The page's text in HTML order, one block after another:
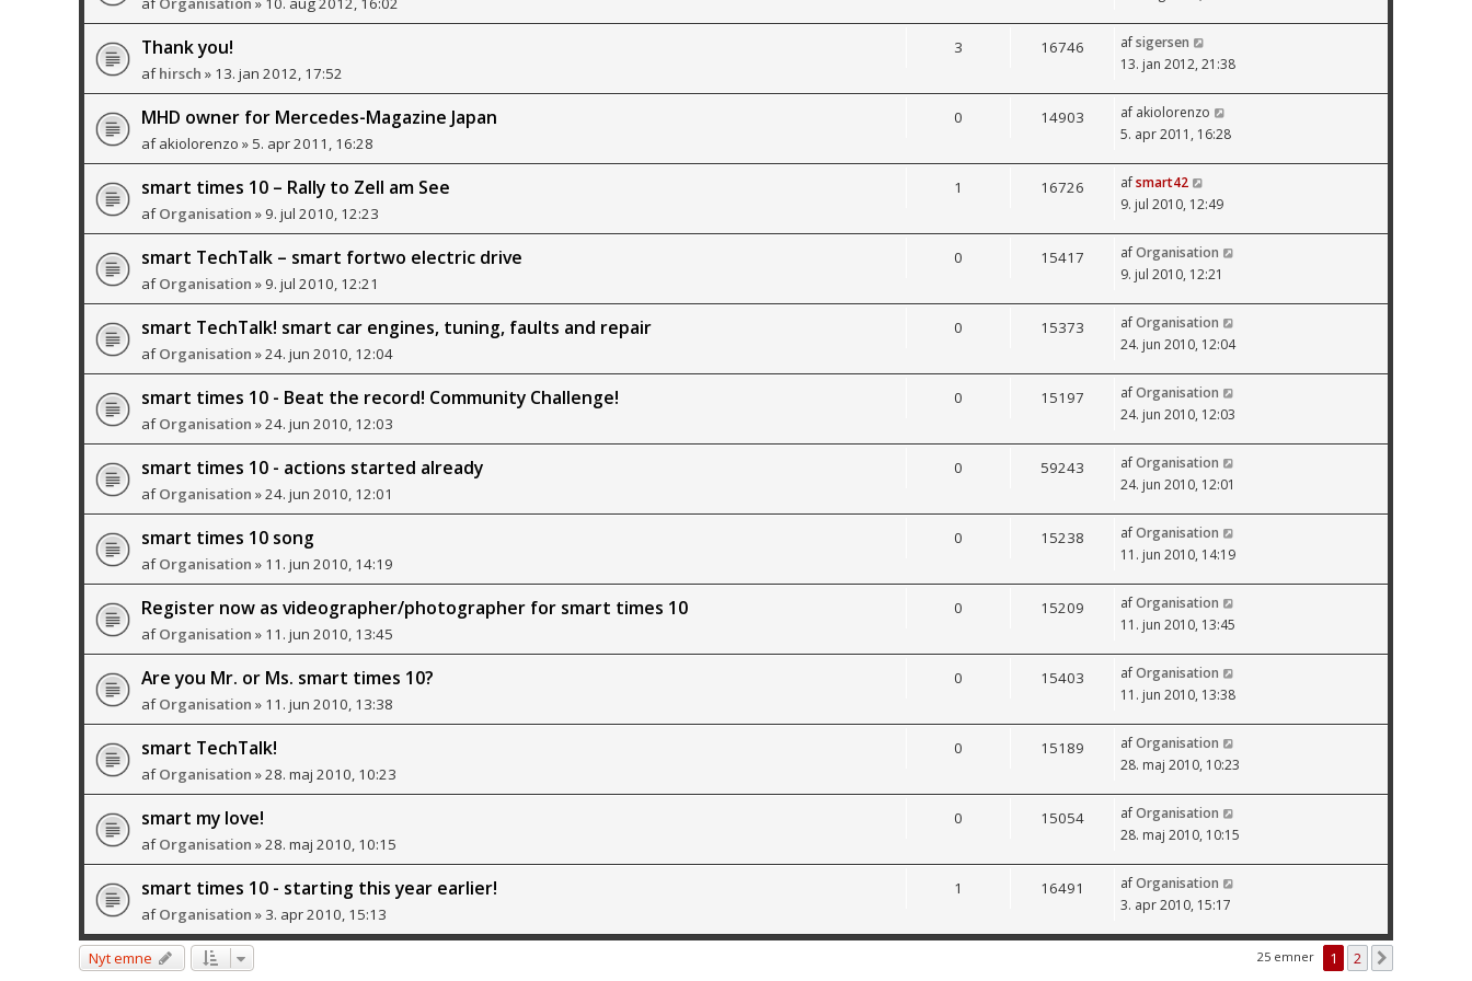
Thank you!
afhirsch » 13. jan 2012, 17:52
3 16746 afsigersen
13. jan 2012, 21:38
MHD owner for Mercedes-Magazine Japan
afakiolorenzo » 5. apr 2011, 16:28
0 14903 af akiolorenzo
5. apr 2011, 16:28
smart times 10 – Rally to Zell am See
afOrganisation » 9. jul 2010, 12:23
1 16726 afsmart42
9. jul 2010, 12:49
smart TechTalk – smart fortwo electric drive
afOrganisation » 9. jul 2010, 12:21
0 15417 afOrganisation
9. jul 2010, 12:21
smart TechTalk! smart car engines, tuning, faults and repair
afOrganisation » 24. jun 2010, 12:04
0 15373 afOrganisation
24. jun 2010, 12:04
smart times 10 - Beat the record! Community Challenge!
afOrganisation » 24. jun 2010, 12:03
0 15197 afOrganisation
24. jun 2010, 12:03
smart times 10 - actions started already
afOrganisation » 24. jun 2010, 12:01
0 59243 afOrganisation
24. jun 2010, 12:01
smart times 10 song
afOrganisation » 11. jun 2010, 14:19
0 15238 afOrganisation
11. jun 2010, 14:19
Register now as videographer/photographer for smart times 10
afOrganisation » 11. jun 2010, 13:45
0 15209 afOrganisation
11. jun 2010, 13:45
Are you Mr. or Ms. smart times 10?
afOrganisation » 11. jun 2010, 13:38
0 15403 afOrganisation
11. jun 2010, 13:38
smart TechTalk!
afOrganisation » 28. maj 2010, 10:23
0 15189 afOrganisation
28. maj 2010, 10:23
smart my love!
afOrganisation » 28. maj 2010, 10:15
0 15054 afOrganisation
28. maj 2010, 10:15
smart times 10 - starting this year earlier!
afOrganisation » 3. apr 2010, 15:13
1 16491 afOrganisation
3. apr 2010, 15:17
Nyt emne 25 emner 1 2